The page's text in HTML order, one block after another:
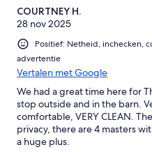
COURTNEY H.
28 nov 2025
Positief: Netheid, inchecken,
advertentie
Vertalen met Google
We had a great time here for
stop outside and in the barn.
comfortable, VERY CLEAN.
privacy, there are 4 masters
a huge plus.